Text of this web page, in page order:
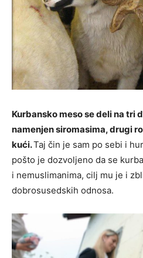
Kurbansko meso se deli na tri
namenjen siromasima, drugi
kući.Taj čin je sam po sebi i
pošto je dozvoljeno da se
i nemuslimanima, cilj mu je i
dobrosusedskih odnosa.